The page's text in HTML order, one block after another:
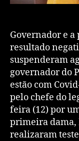
Governador e
resultado
suspenderam
governador do
estão com
pelo chefe do
feira (12) por
primeira dama,
realizaram